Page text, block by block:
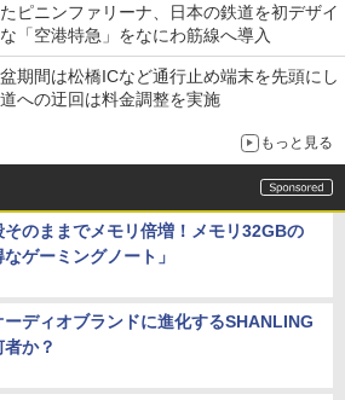
ピニンファリーナ、日本の鉄道を初デザイ
「空港特急」をなにわ筋線へ導入
期間は松橋ICなど通行止め端末を先頭にし
への迂回は料金調整を実施
もっと見る
そのままでメモリ倍増！メモリ32GBの
なゲーミングノート」
ーディオブランドに進化するSHANLING
者か？